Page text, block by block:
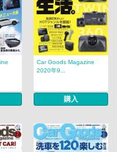
Car Goods Magazine
2020年9...
購入